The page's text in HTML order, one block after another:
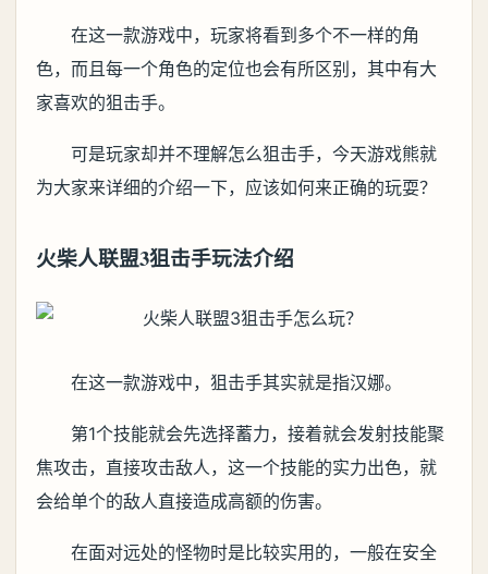
在这一款游戏中，玩家将看到多个不一样的角
色，而且每一个角色的定位也会有所区别，其中有大
家喜欢的狙击手。
可是玩家却并不理解怎么狙击手，今天游戏熊就
为大家来详细的介绍一下，应该如何来正确的玩耍？
火柴人联盟3狙击手玩法介绍
在这一款游戏中，狙击手其实就是指汉娜。
第1个技能就会先选择蓄力，接着就会发射技能聚
焦攻击，直接攻击敌人，这一个技能的实力出色，就
会给单个的敌人直接造成高额的伤害。
在面对远处的怪物时是比较实用的，一般在安全